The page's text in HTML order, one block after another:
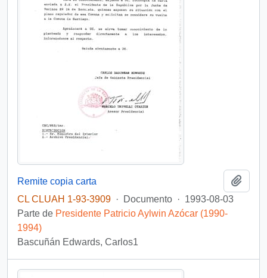
Remite copia carta
CL CLUAH 1-93-3909 · Documento · 1993-08-03
Parte de Presidente Patricio Aylwin Azócar (1990-
1994)
Bascuñán Edwards, Carlos1